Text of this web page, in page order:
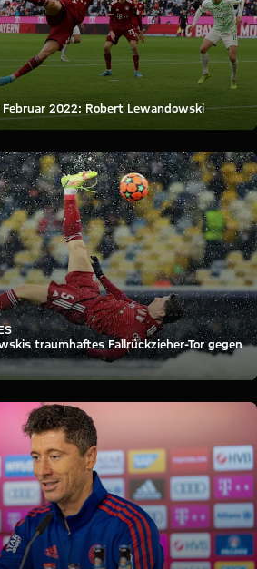
Februar 2022: Robert Lewandowski
traumhaftes Fallrückzieher-Tor gegen